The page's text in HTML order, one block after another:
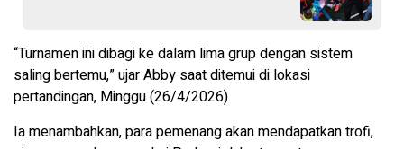
“Turnamen ini dibagi ke dalam lima grup dengan sistem
saling bertemu,” ujar Abby saat ditemui di lokasi
pertandingan, Minggu (26/4/2026).
Ia menambahkan, para pemenang akan mendapatkan trofi,